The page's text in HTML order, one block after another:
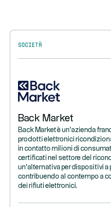
Società
Back Market
Back Market è un'azienda
prodotti elettronici
in contatto milioni di
certificati nel settore del
un'alternativa per dispositivi a
contribuendo al contempo a
dei rifiuti elettronici.